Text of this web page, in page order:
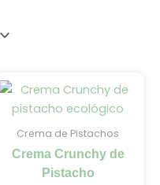
Crema de Pistachos
Crema Crunchy de
Pistacho
de
precios:
6,79 €
hasta
producto
múltiples
variantes.
Las